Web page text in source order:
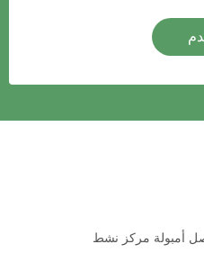
أمبولة مركز نشط